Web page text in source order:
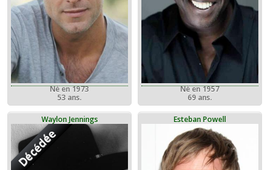
Né en 1973
53 ans.
Né en 1957
69 ans.
Waylon Jennings
Décédée
Esteban Powell